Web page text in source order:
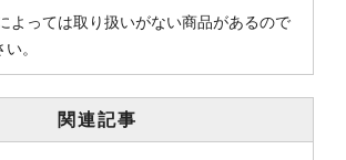
よっては取り扱いがない商品があるので
。
関連記事